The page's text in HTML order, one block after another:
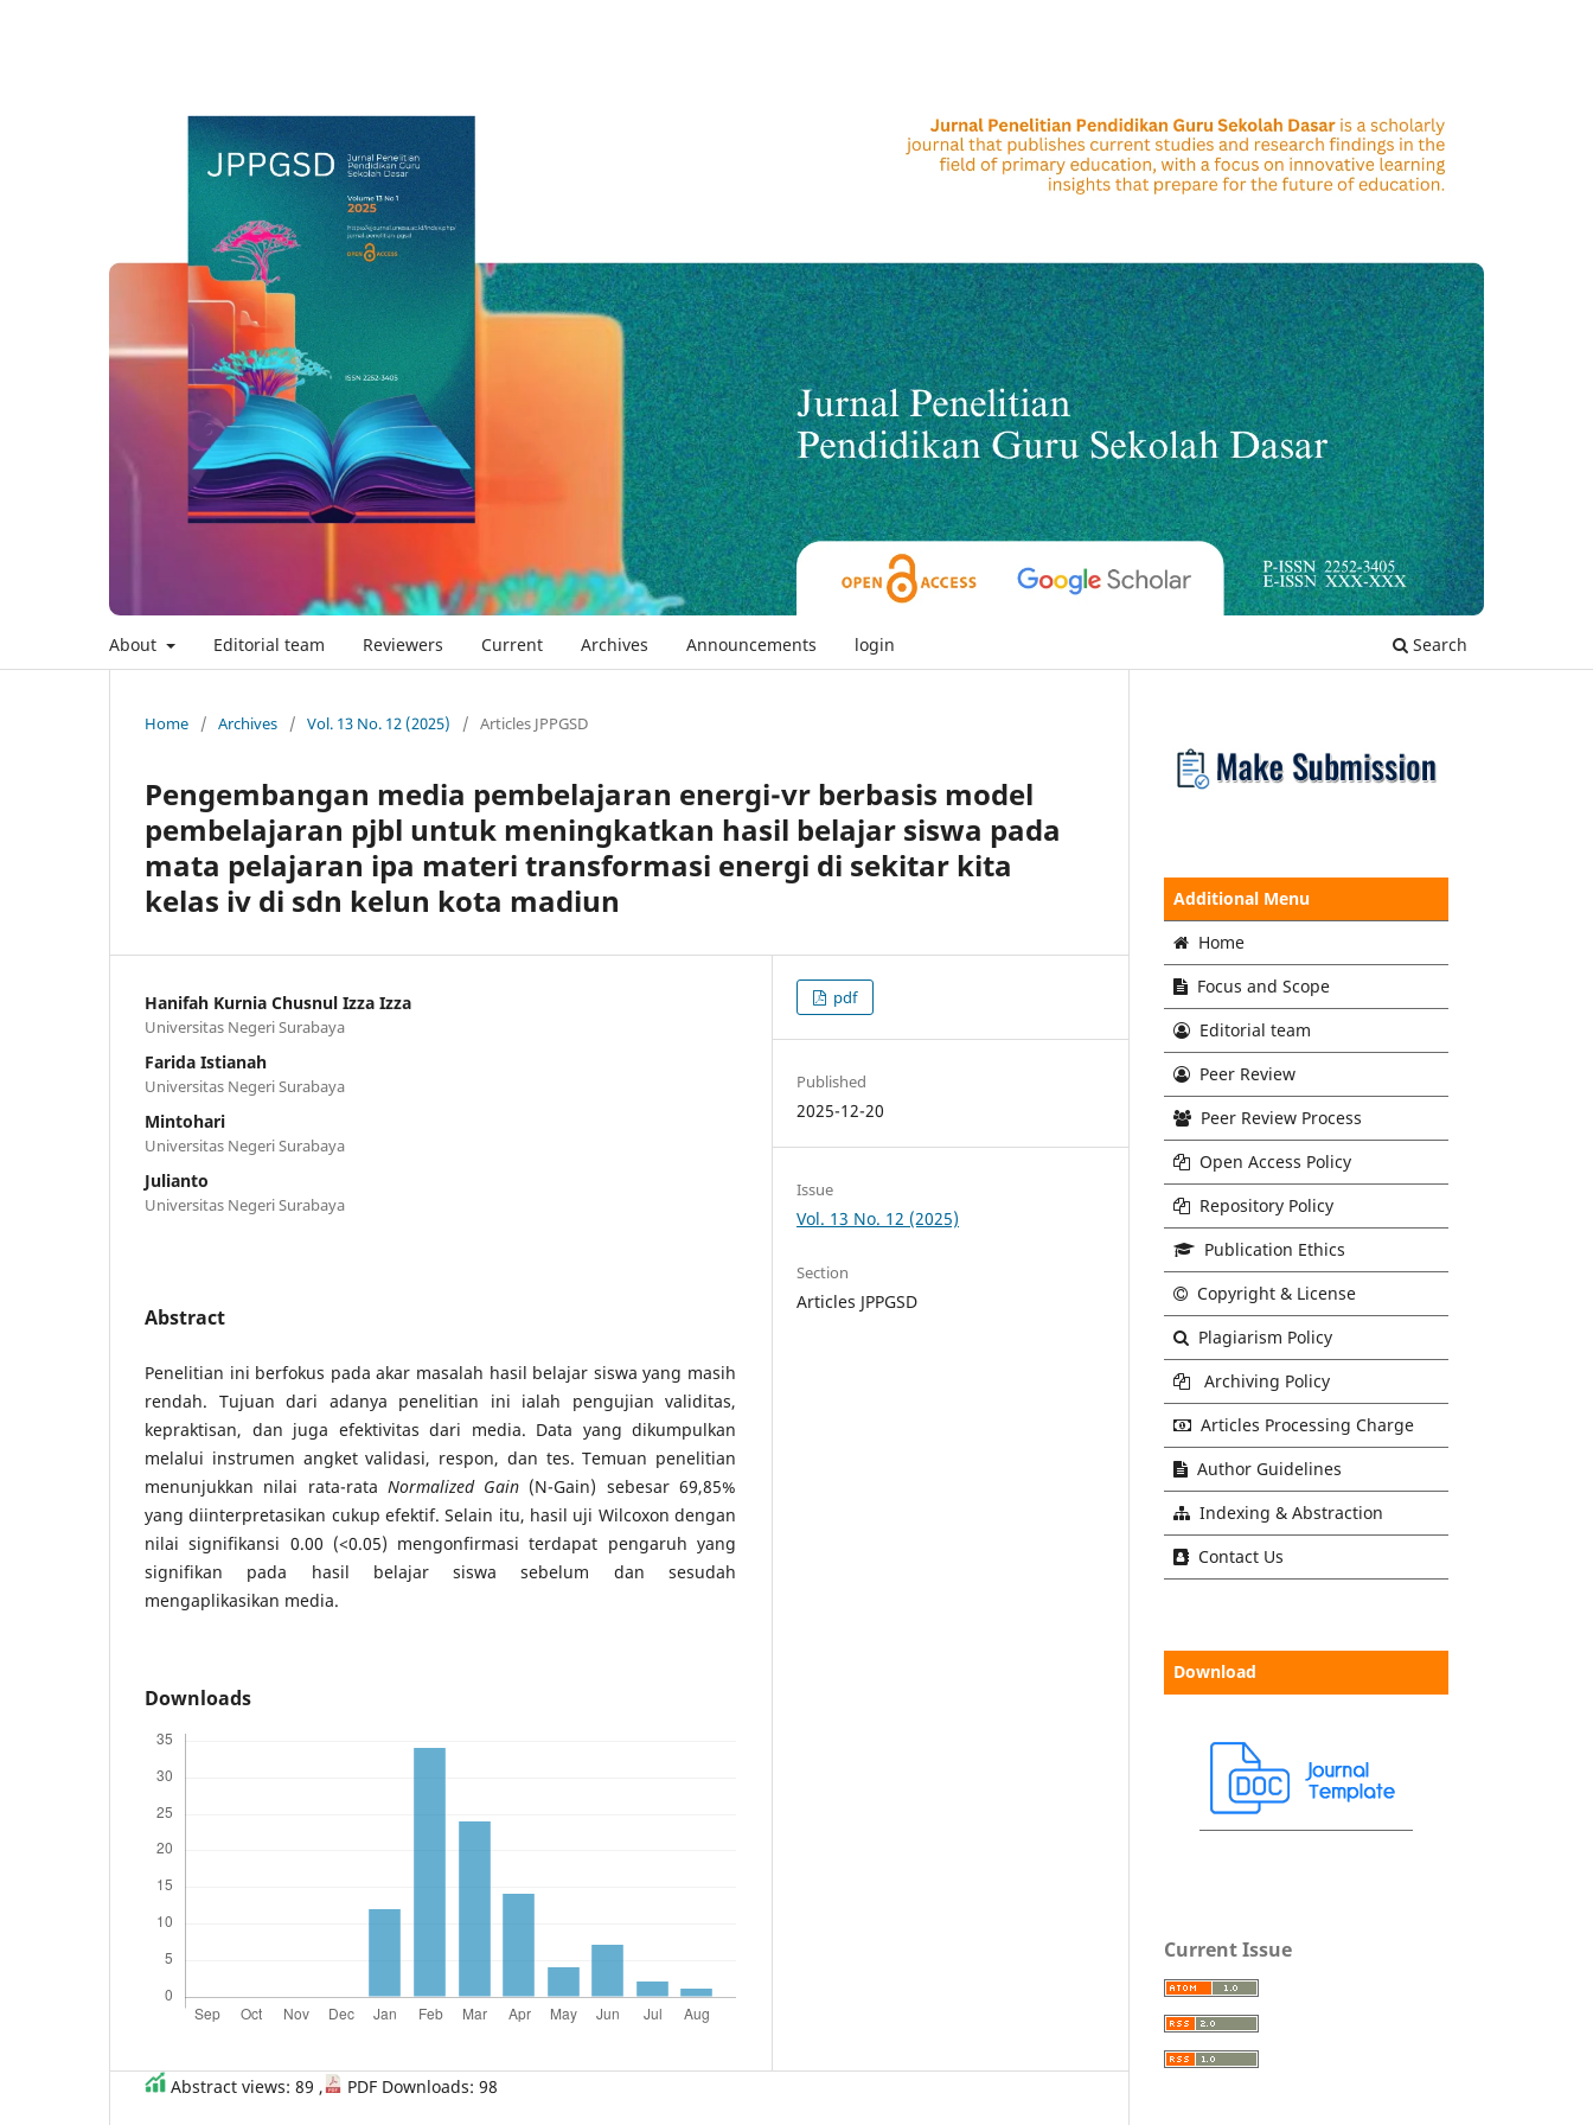
About Editorial team Reviewers Current Archives Announcements login Search
Home / Archives / Vol. 13 No. 12 (2025) / Articles JPPGSD
Pengembangan media pembelajaran energi-vr berbasis model
pembelajaran pjbl untuk meningkatkan hasil belajar siswa pada
mata pelajaran ipa materi transformasi energi di sekitar kita
kelas iv di sdn kelun kota madiun
Hanifah Kurnia Chusnul Izza Izza
Universitas Negeri Surabaya
Farida Istianah
Universitas Negeri Surabaya
Mintohari
Universitas Negeri Surabaya
Julianto
Universitas Negeri Surabaya
Abstract
Penelitian ini berfokus pada akar masalah hasil belajar siswa yang masih
rendah. Tujuan dari adanya penelitian ini ialah pengujian validitas,
kepraktisan, dan juga efektivitas dari media. Data yang dikumpulkan
melalui instrumen angket validasi, respon, dan tes. Temuan penelitian
menunjukkan nilai rata-rata Normalized Gain (N-Gain) sebesar 69,85%
yang diinterpretasikan cukup efektif. Selain itu, hasil uji Wilcoxon dengan
nilai signifikansi 0.00 (<0.05) mengonfirmasi terdapat pengaruh yang
signifikan pada hasil belajar siswa sebelum dan sesudah
mengaplikasikan media.
Downloads
pdf
Published
2025-12-20
Issue
Vol. 13 No. 12 (2025)
Section
Articles JPPGSD
Abstract views: 89 , PDF Downloads: 98
Additional Menu
Home
Focus and Scope
Editorial team
Peer Review
Peer Review Process
Open Access Policy
Repository Policy
Publication Ethics
Copyright & License
Plagiarism Policy
Archiving Policy
Articles Processing Charge
Author Guidelines
Indexing & Abstraction
Contact Us
Download
Current Issue